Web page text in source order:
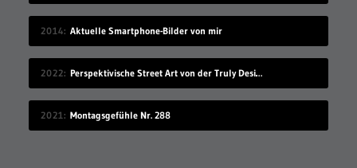
2014 Aktuelle Smartphone-Bilder von mir
2022 Perspektivische Street Art von der Truly Design Crew
2021 Montagsgefühle Nr. 288